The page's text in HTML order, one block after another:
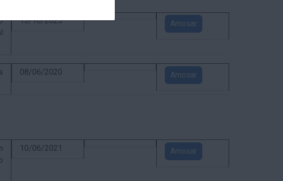
13/10/2025 Amosar
08/06/2020 Amosar
10/06/2021 Amosar